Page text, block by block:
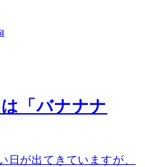
「バナナナ
日が出てきていますが、